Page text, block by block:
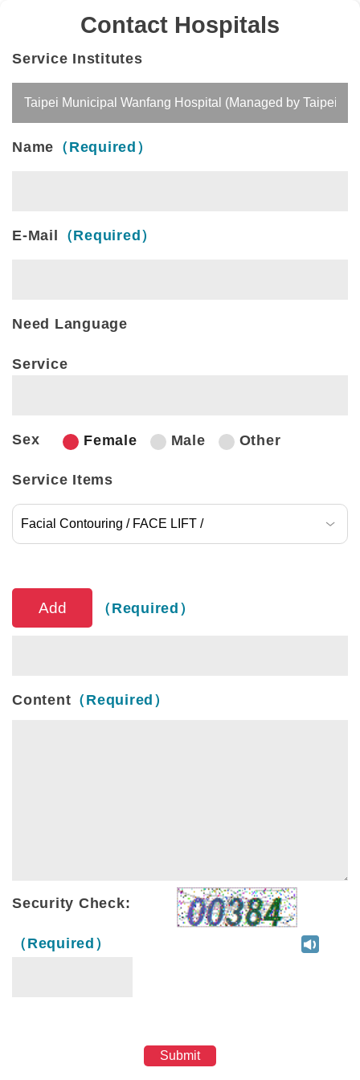
Contact Hospitals
Service Institutes
Name （Required）
E-Mail （Required）
Need Language
Service
Sex Female Male Other
Service Items
（Required）
Content （Required）
Security Check:
（Required）
Submit